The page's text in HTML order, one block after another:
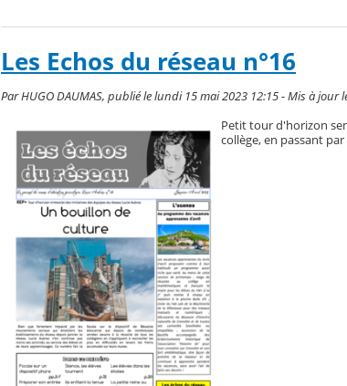
Les Echos du réseau n°16
Par HUGO DAUMAS, publié le lundi 15 mai 2023 12:15 - Mis à jour
Petit tour d'horizon
collège, en passant